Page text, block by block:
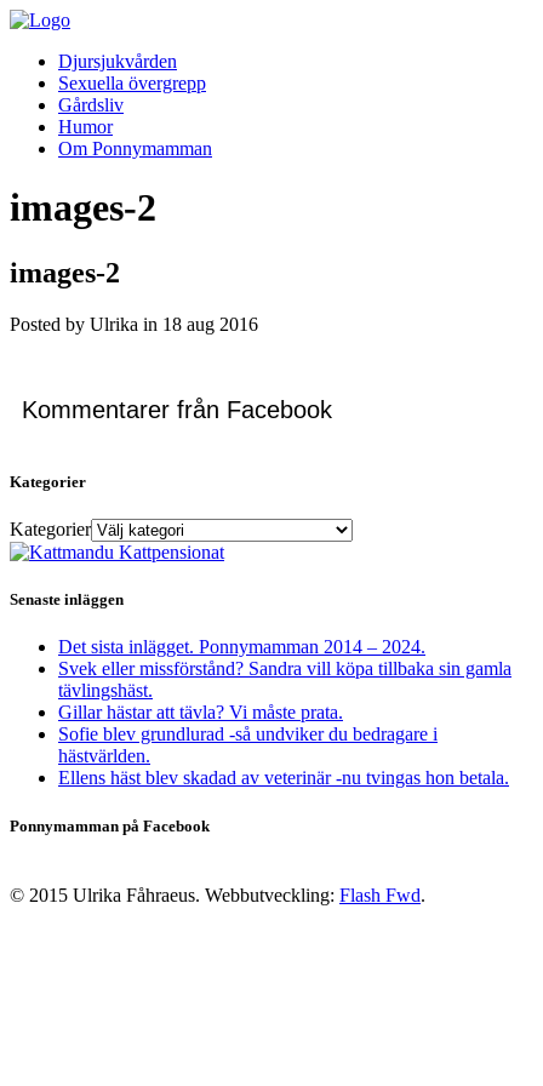
Djursjukvården
Sexuella övergrepp
Gårdsliv
Humor
Om Ponnymamman
images-2
images-2
Posted by Ulrika in 18 aug 2016
Kommentarer från Facebook
Kategorier
Kategorier
Senaste inläggen
Det sista inlägget. Ponnymamman 2014 – 2024.
Svek eller missförstånd? Sandra vill köpa tillbaka sin gamla
tävlingshäst.
Gillar hästar att tävla? Vi måste prata.
Sofie blev grundlurad -så undviker du bedragare i
hästvärlden.
Ellens häst blev skadad av veterinär -nu tvingas hon betala.
Ponnymamman på Facebook
© 2015 Ulrika Fåhraeus. Webbutveckling: Flash Fwd.